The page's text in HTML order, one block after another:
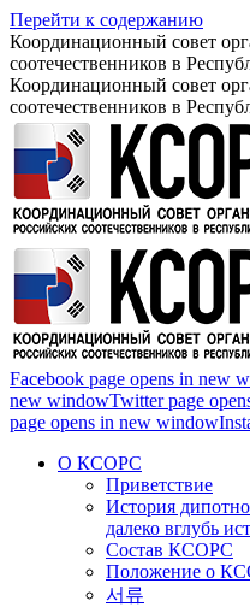
Перейти к содержанию
Координационный совет
соотечественников в
Координационный совет
соотечественников в
Facebook page opens in new
new windowTwitter page
page opens in new window
О КСОРС
Приветствие
История
далеко вглубь
Состав КСОРС
Положение о
서류